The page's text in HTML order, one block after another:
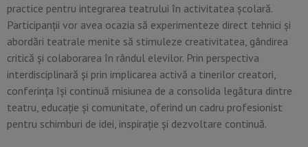
practice pentru integrarea teatrului în activitatea școlară.
Participanții vor avea ocazia să experimenteze direct tehnici și
abordări teatrale menite să stimuleze creativitatea, gândirea
critică și colaborarea în rândul elevilor. Prin perspectiva
interdisciplinară și prin implicarea activă a tinerilor creatori,
conferința își continuă misiunea de a consolida legătura dintre
teatru, educație și comunitate, oferind un cadru profesionist
pentru schimburi de idei, inspirație și dezvoltare continuă.